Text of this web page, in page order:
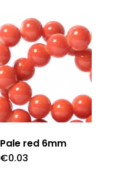
Pale red 6mm
€0.03